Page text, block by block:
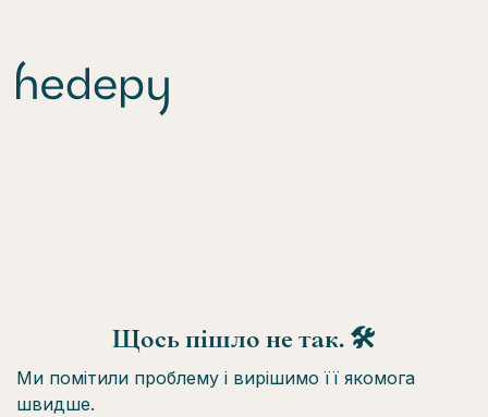
Щось пішло не так. 🛠
Ми помітили проблему і вирішимо її якомога
швидше.